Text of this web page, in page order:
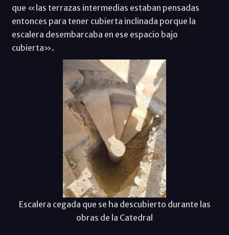
que «las terrazas intermedias estaban pensadas
entonces para tener cubierta inclinada porque la
escalera desembarcaba en ese espacio bajo
cubierta».
Escalera cegada que se ha descubierto durante las
obras de la Catedral